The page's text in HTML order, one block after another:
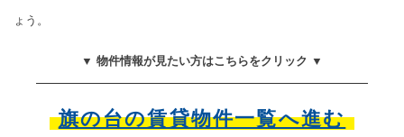
ょう。
▼ 物件情報が見たい方はこちらをクリック ▼
旗の台の賃貸物件一覧へ進む